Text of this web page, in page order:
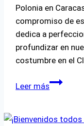
Polonia en
compromiso de
dedica a
profundizar en
costumbre en el
Leer más🏛️
a